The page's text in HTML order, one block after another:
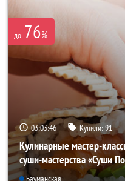
до 76%
03:03:42 Купили:91
Кулинарные мастер-
суши-мастерства «Суши
Бауманская